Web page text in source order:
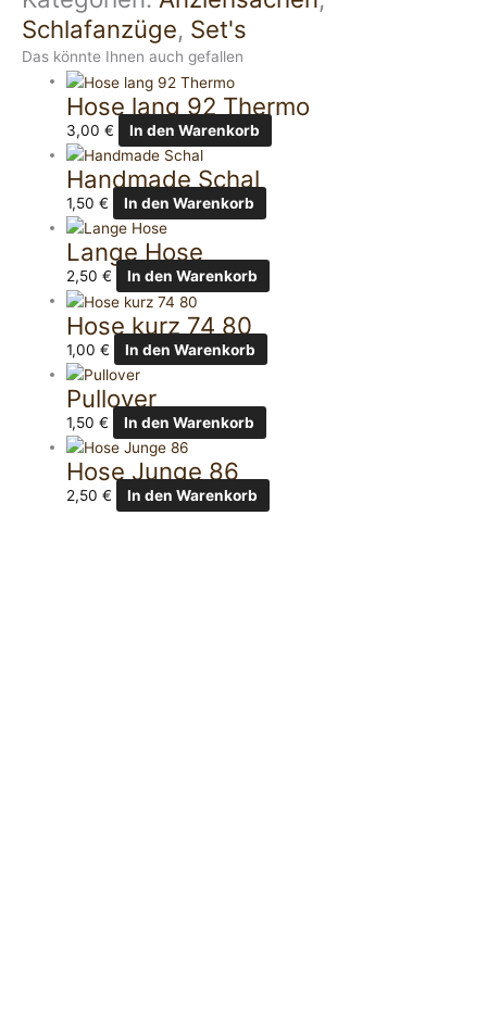
Schlafanzüge, Set's
Das könnte Ihnen auch gefallen
Hose lang 92 Thermo
3,00€ In den Warenkorb
Handmade Schal
1,50€ In den Warenkorb
Lange Hose
2,50€ In den Warenkorb
Hose kurz 74 80
1,00€ In den Warenkorb
Pullover
1,50€ In den Warenkorb
Hose Junge 86
2,50€ In den Warenkorb